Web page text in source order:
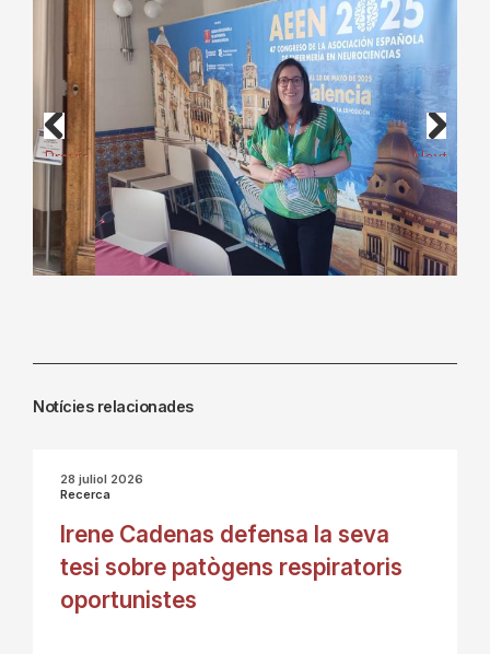
Previous Next
Notícies relacionades
28 juliol 2026
Recerca
Irene Cadenas defensa la seva
tesi sobre patògens respiratoris
oportunistes